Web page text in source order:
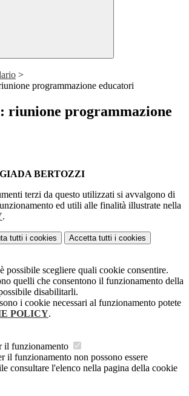
>
programmazione educatori
riunione programmazione
GIADA BERTOZZI
terzi da questo utilizzati si avvalgono di
ed utili alle finalità illustrate nella
.
tutti i cookies Accetta tutti i cookies
possibile scegliere quali cookie consentire.
quelli che consentono il funzionamento della
disabilitarli.
i cookie necessari al funzionamento potete
POLICY.
il funzionamento
il funzionamento non possono essere
consultare l'elenco nella pagina della cookie